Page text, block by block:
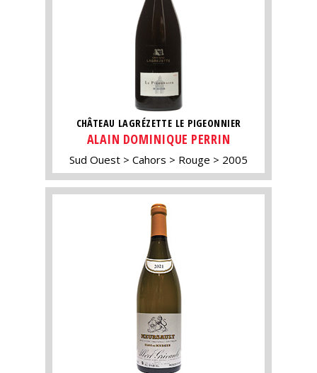
CHÂTEAU LAGRÉZETTE LE PIGEONNIER
ALAIN DOMINIQUE PERRIN
Sud Ouest Cahors Rouge 2005